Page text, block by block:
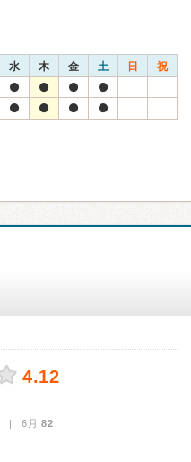
水 木 金 土 日 祝
4.12
| 6月:82